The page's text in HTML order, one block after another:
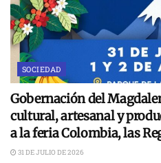
SOCIEDAD
Gobernación del
cultural, artesanal y
a la feria Colombia, las
31 DE JULIO DE 2026